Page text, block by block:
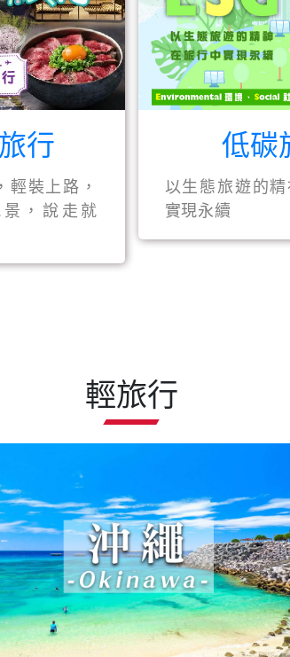
行
裝上路，
，說走就
低碳
以生態旅遊的
實現永續
輕旅行